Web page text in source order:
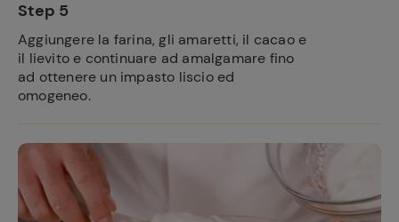
Step 5
Aggiungere la farina, gli amaretti, il cacao e
il lievito e continuare ad amalgamare fino
ad ottenere un impasto liscio ed
omogeneo.